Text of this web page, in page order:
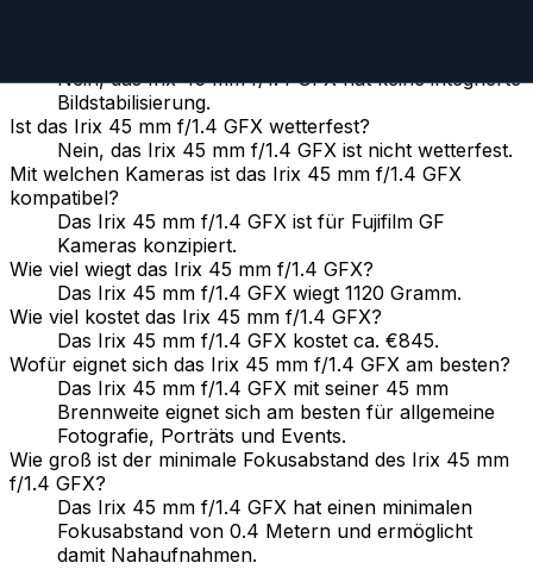
Nein, das Irix 45 mm f/1.4 GFX hat keine integrierte
Bildstabilisierung.
Ist das Irix 45 mm f/1.4 GFX wetterfest?
Nein, das Irix 45 mm f/1.4 GFX ist nicht wetterfest.
Mit welchen Kameras ist das Irix 45 mm f/1.4 GFX
kompatibel?
Das Irix 45 mm f/1.4 GFX ist für Fujifilm GF
Kameras konzipiert.
Wie viel wiegt das Irix 45 mm f/1.4 GFX?
Das Irix 45 mm f/1.4 GFX wiegt 1120 Gramm.
Wie viel kostet das Irix 45 mm f/1.4 GFX?
Das Irix 45 mm f/1.4 GFX kostet ca. €845.
Wofür eignet sich das Irix 45 mm f/1.4 GFX am besten?
Das Irix 45 mm f/1.4 GFX mit seiner 45 mm
Brennweite eignet sich am besten für allgemeine
Fotografie, Porträts und Events.
Wie groß ist der minimale Fokusabstand des Irix 45 mm
f/1.4 GFX?
Das Irix 45 mm f/1.4 GFX hat einen minimalen
Fokusabstand von 0.4 Metern und ermöglicht
damit Nahaufnahmen.